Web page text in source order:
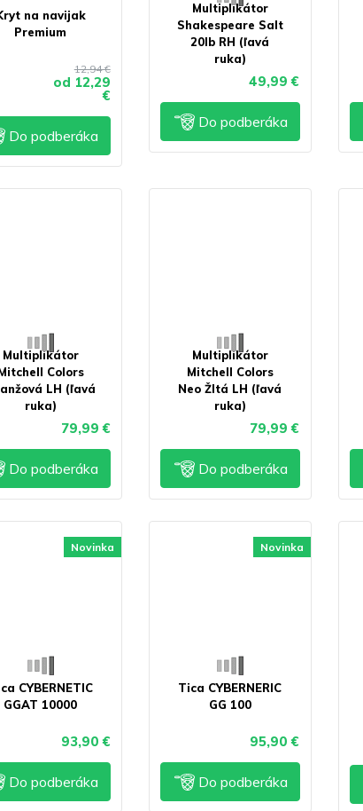
na navijak
Premium
12,94 €
od 12,29
€
Do podberáka
Multiplikátor
Shakespeare Salt
20lb RH (ľavá
ruka)
49,99 €
Do podberáka
Multiplikátor
Colors
LH (ľavá
ruka)
79,99 €
Do podberáka
Multiplikátor
Mitchell Colors
Neo Žltá LH (ľavá
ruka)
79,99 €
Do podberáka
Novinka
CYBERNETIC
GGAT 10000
93,90 €
Do podberáka
Novinka
Tica CYBERNERIC
GG 100
95,90 €
Do podberáka